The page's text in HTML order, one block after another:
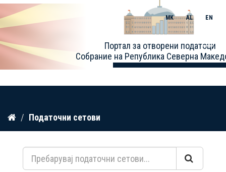
Прескокнете
содржина
Портал за отворени податоци
Собрание на Република Северна
MK AL EN
Toggle
Податочни сетови